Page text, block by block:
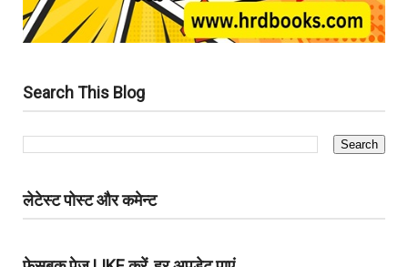
Search This Blog
लेटेस्ट पोस्ट और कमेन्ट